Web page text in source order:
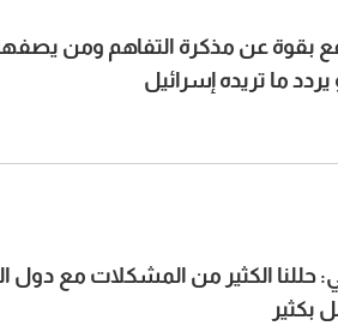
بقوة عن مذكرة التفاهم ومن يصفها
ما تريده إسرائيل
حللنا الكثير من المشكلات مع دول
بكثير